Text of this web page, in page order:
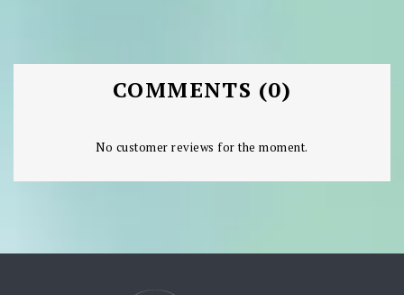
COMMENTS (0)
No customer reviews for the moment.